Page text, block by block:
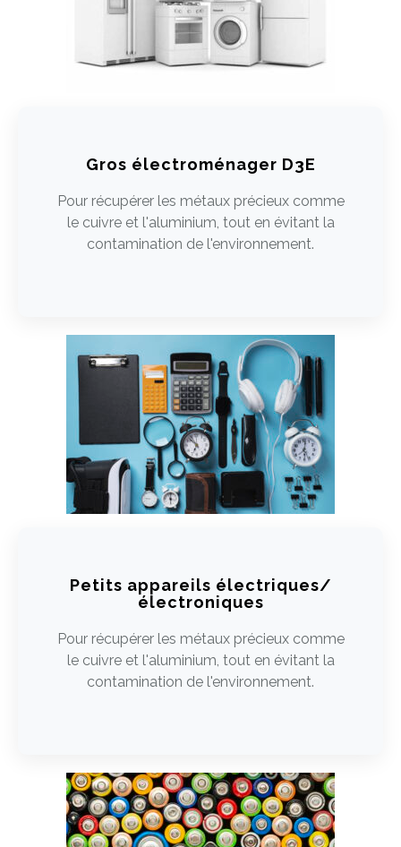
Gros électroménager D3E
Pour récupérer les métaux précieux comme
le cuivre et l'aluminium, tout en évitant la
contamination de l'environnement.
Petits appareils électriques/
électroniques
Pour récupérer les métaux précieux comme
le cuivre et l'aluminium, tout en évitant la
contamination de l'environnement.